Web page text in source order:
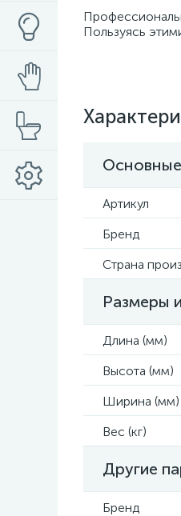
Пользуясь
Основные
Артикул
Бренд
Страна
Размеры
Длина (мм)
Высота (мм)
Ширина (мм)
Вес (кг)
Другие
Бренд